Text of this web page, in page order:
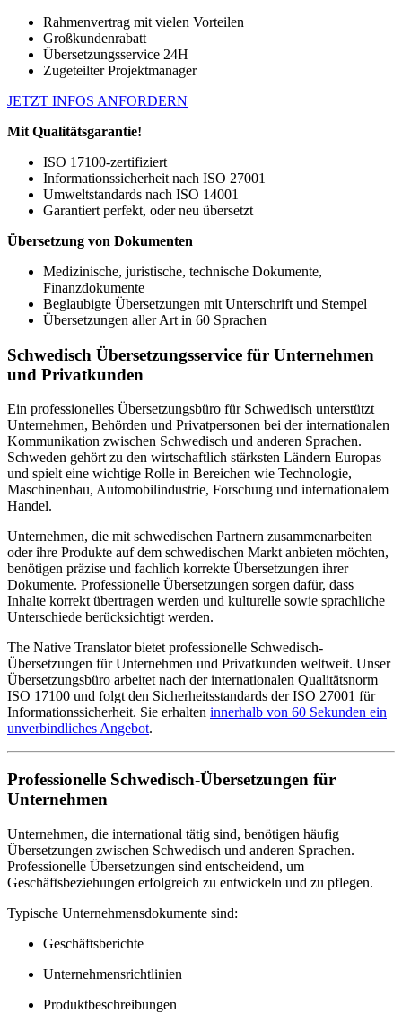
Rahmenvertrag mit vielen Vorteilen
Großkundenrabatt
Übersetzungsservice 24H
Zugeteilter Projektmanager
JETZT INFOS ANFORDERN
Mit Qualitätsgarantie!
ISO 17100-zertifiziert
Informationssicherheit nach ISO 27001
Umweltstandards nach ISO 14001
Garantiert perfekt, oder neu übersetzt
Übersetzung von Dokumenten
Medizinische, juristische, technische Dokumente,
Finanzdokumente
Beglaubigte Übersetzungen mit Unterschrift und Stempel
Übersetzungen aller Art in 60 Sprachen
Schwedisch Übersetzungsservice für Unternehmen
und Privatkunden
Ein professionelles Übersetzungsbüro für Schwedisch unterstützt
Unternehmen, Behörden und Privatpersonen bei der internationalen
Kommunikation zwischen Schwedisch und anderen Sprachen.
Schweden gehört zu den wirtschaftlich stärksten Ländern Europas
und spielt eine wichtige Rolle in Bereichen wie Technologie,
Maschinenbau, Automobilindustrie, Forschung und internationalem
Handel.
Unternehmen, die mit schwedischen Partnern zusammenarbeiten
oder ihre Produkte auf dem schwedischen Markt anbieten möchten,
benötigen präzise und fachlich korrekte Übersetzungen ihrer
Dokumente. Professionelle Übersetzungen sorgen dafür, dass
Inhalte korrekt übertragen werden und kulturelle sowie sprachliche
Unterschiede berücksichtigt werden.
The Native Translator bietet professionelle Schwedisch-
Übersetzungen für Unternehmen und Privatkunden weltweit. Unser
Übersetzungsbüro arbeitet nach der internationalen Qualitätsnorm
ISO 17100 und folgt den Sicherheitsstandards der ISO 27001 für
Informationssicherheit. Sie erhalten innerhalb von 60 Sekunden ein
unverbindliches Angebot.
Professionelle Schwedisch-Übersetzungen für
Unternehmen
Unternehmen, die international tätig sind, benötigen häufig
Übersetzungen zwischen Schwedisch und anderen Sprachen.
Professionelle Übersetzungen sind entscheidend, um
Geschäftsbeziehungen erfolgreich zu entwickeln und zu pflegen.
Typische Unternehmensdokumente sind:
Geschäftsberichte
Unternehmensrichtlinien
Produktbeschreibungen